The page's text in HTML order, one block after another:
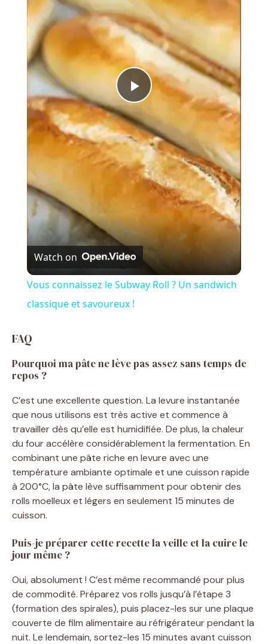
P
l
a
V
i
Watch on
Vous connaissez le Subway Roll ? Un sandwich
classique et savoureux !
FAQ
Pourquoi ma pâte ne lève pas assez sans temps de
repos ?
C’est une excellente question. La levure instantanée
que nous utilisons est très active et commence à
travailler dès qu’elle est humidifiée. De plus, la chaleur
du four accélère considérablement la fermentation. En
combinant une pâte riche en levure avec une
température ambiante optimale et une cuisson rapide
à 200°C, la pâte lève suffisamment pour obtenir des
rolls moelleux et légers en seulement 15 minutes de
cuisson.
Puis-je préparer cette recette la veille et la cuire le
jour même ?
Oui, absolument ! C’est même recommandé pour plus
de commodité. Préparez vos rolls jusqu’à l’étape 3
(formation des spirales), puis placez-les sur une plaque
couverte de film alimentaire au réfrigérateur pendant la
nuit. Le lendemain, sortez-les 15 minutes avant cuisson